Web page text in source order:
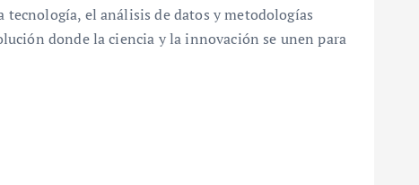
el análisis de datos y metodologías
donde la ciencia y la innovación se unen para